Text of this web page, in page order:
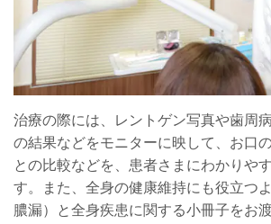
治療の際には、レントゲン写真や歯周
の結果などをモニターに映して、お口
との比較などを、患者さまにわかりや
す。また、全身の健康維持にも役立つ
膿漏）と全身疾患に関する小冊子をお